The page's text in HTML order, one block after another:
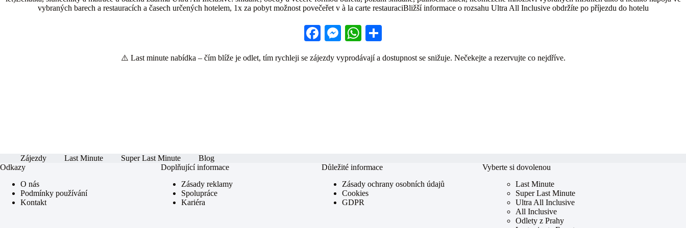
vybraných barech a restauracích a časech určených hotelem, 1x za pobyt možnost povečeřet v à la carte restauraciBližší informace o rozsahu Ultra All Inclusive obdržíte po příjezdu do hotelu
Fa
bo
M
se
W
ts re
⚠️ Last minute nabídka – čím blíže je odlet, tím rychleji se zájezdy vyprodávají a dostupnost se snižuje. Nečekejte a rezervujte co nejdříve.
Zájezdy Last Minute Super Last Minute
Blog
Odkazy
O nás
Podmínky používání
Kontakt
Doplňující informace
Zásady reklamy
Spolupráce
Kariéra
Důležité informace
Zásady ochrany osobních údajů
Cookies
GDPR
Vyberte si dovolenou
Last Minute
Super Last Minute
Ultra All Inclusive
All Inclusive
Odlety z Prahy